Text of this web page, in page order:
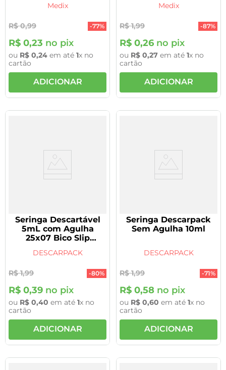
Medix
R$ 0,99 -77%
R$ 0,23 no pix
ou R$ 0,24 em até 1x no
cartão
ADICIONAR
Medix
R$ 1,99 -87%
R$ 0,26 no pix
ou R$ 0,27 em até 1x no
cartão
ADICIONAR
Seringa Descartável
5mL com Agulha
25x07 Bico Slip
DESCARPACK
R$ 1,99 -80%
R$ 0,39 no pix
ou R$ 0,40 em até 1x no
cartão
ADICIONAR
Seringa Descarpack
Sem Agulha 10ml
DESCARPACK
R$ 1,99 -71%
R$ 0,58 no pix
ou R$ 0,60 em até 1x no
cartão
ADICIONAR